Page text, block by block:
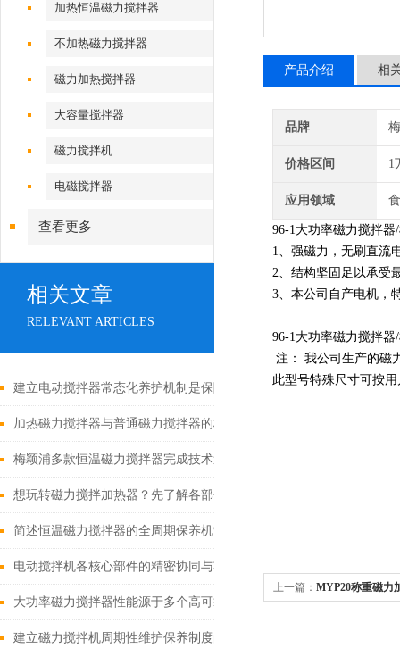
加热恒温磁力搅拌器
不加热磁力搅拌器
磁力加热搅拌器
大容量搅拌器
磁力搅拌机
电磁搅拌器
查看更多
相关文章
RELEVANT ARTICLES
建立电动搅拌器常态化养护机制是保障实验与生产工作有序推进的关键
加热磁力搅拌器与普通磁力搅拌器的核心差异及应用优势
梅颖浦多款恒温磁力搅拌器完成技术迭代 数字化操控全面升级
想玩转磁力搅拌加热器？先了解各部件功能特点再说！
简述恒温磁力搅拌器的全周期保养机制
电动搅拌机各核心部件的精密协同与功能优化分享
大功率磁力搅拌器性能源于多个高可靠性功能模块的精密协同
建立磁力搅拌机周期性维护保养制度的重要性分享
产品介绍 相
品牌
价格区间 1
应用领域
96-1大功率磁力搅拌
1、强磁力，无刷直流
2、结构坚固足以承受
3、本公司自产电机，
96-1大功率磁力搅拌
注： 我公司生产的磁
此型号特殊尺寸可按
上一篇： MYP20称重磁力